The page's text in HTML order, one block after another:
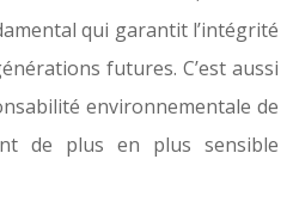
qui garantit l’intégrité
futures. C’est aussi
environnementale de
de plus en plus sensible